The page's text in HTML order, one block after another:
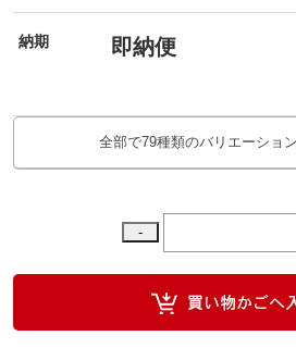
納期 即納便
全部で79種類のバリエーショ